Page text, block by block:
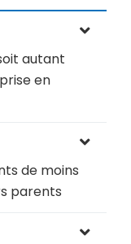
autant
en
de moins
parents